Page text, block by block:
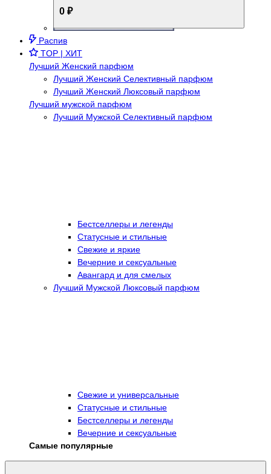
0 ₽
Распив
TOP | ХИТ
Лучший Женский парфюм
Лучший Женский Селективный парфюм
Лучший Женский Люксовый парфюм
Лучший мужской парфюм
Лучший Мужской Селективный парфюм
Бестселлеры и легенды
Статусные и стильные
Свежие и яркие
Вечерние и сексуальные
Авангард и для смелых
Лучший Мужской Люксовый парфюм
Свежие и универсальные
Статусные и стильные
Бестселлеры и легенды
Вечерние и сексуальные
Самые популярные